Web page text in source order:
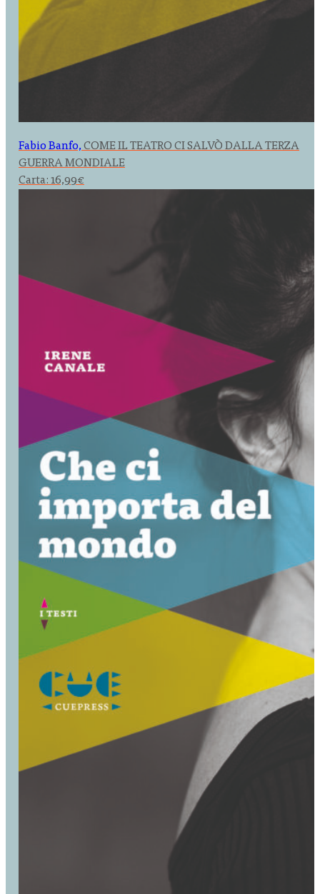
Fabio Banfo,COME IL TEATRO CI SALVÒ DALLA TERZA
GUERRA MONDIALE
Carta: 16,99€